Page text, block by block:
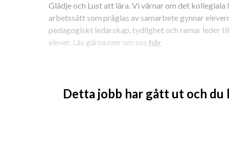
Glädje och Lust att lära. Vi värnar om det
arbetssätt som präglas av samarbete gynnar
pedagogiskt ledarskap, tydlighet och ramar leder
elever. Läs gärna mer om oss här
Detta jobb har gått ut och du